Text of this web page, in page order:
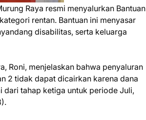
Raya resmi menyalurkan Bantuan
rentan. Bantuan ini menyasar
disabilitas, serta keluarga
Roni, menjelaskan bahwa penyaluran
2 tidak dapat dicairkan karena dana
dari tahap ketiga untuk periode Juli,